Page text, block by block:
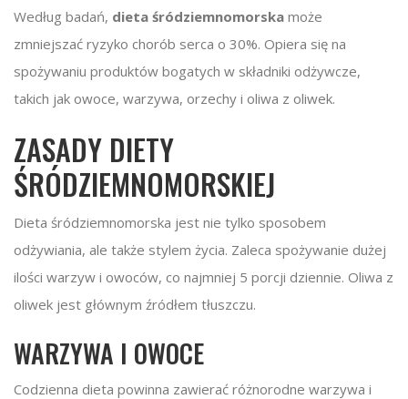
Według badań, dieta śródziemnomorska może
zmniejszać ryzyko chorób serca o 30%. Opiera się na
spożywaniu produktów bogatych w składniki odżywcze,
takich jak owoce, warzywa, orzechy i oliwa z oliwek.
ZASADY DIETY
ŚRÓDZIEMNOMORSKIEJ
Dieta śródziemnomorska jest nie tylko sposobem
odżywiania, ale także stylem życia. Zaleca spożywanie dużej
ilości warzyw i owoców, co najmniej 5 porcji dziennie. Oliwa z
oliwek jest głównym źródłem tłuszczu.
WARZYWA I OWOCE
Codzienna dieta powinna zawierać różnorodne warzywa i